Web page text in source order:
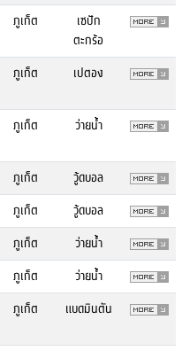
ภูเก็ต
เซปัก
ตะกร้อ
ภูเก็ต เปตอง
ภูเก็ต ว่ายน้ำ
ภูเก็ต
วู้ดบอล
ภูเก็ต
วู้ดบอล
ภูเก็ต
ว่ายน้ำ
ภูเก็ต
ว่ายน้ำ
ภูเก็ต แบดมินตัน